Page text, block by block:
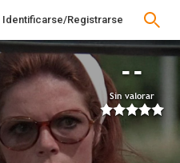
Identificarse/Registrarse
--
Sin valorar